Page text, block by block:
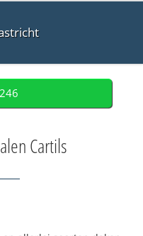
Cartils